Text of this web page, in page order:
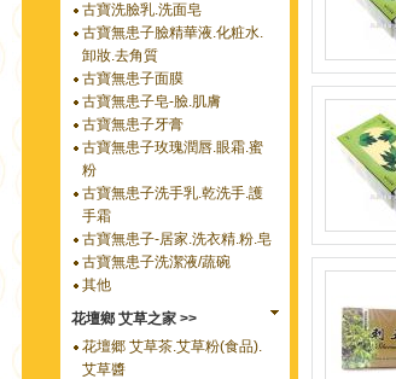
古寶洗臉乳.洗面皂
古寶無患子臉精華液.化粧水.
卸妝.去角質
古寶無患子面膜
古寶無患子皂-臉.肌膚
古寶無患子牙膏
古寶無患子玫瑰潤唇.眼霜.蜜
粉
古寶無患子洗手乳.乾洗手.護
手霜
古寶無患子-居家.洗衣精.粉.皂
古寶無患子洗潔液/蔬碗
其他
花壇鄉 艾草之家 >>
花壇郷 艾草茶.艾草粉(食品).
艾草醬